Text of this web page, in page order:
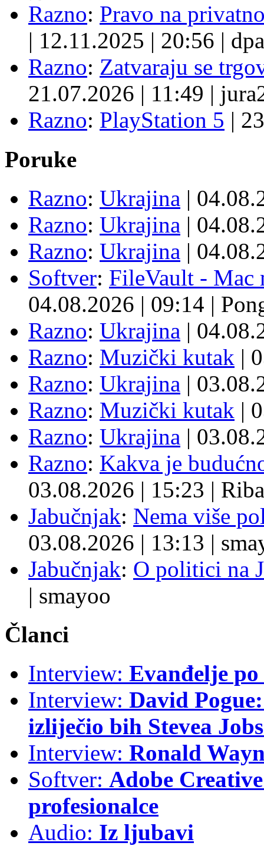
Razno: Pravo na
| 12.11.2025 | 20:56 |
Razno: Zatvaraju se
21.07.2026 | 11:49 |
Razno: PlayStation 5 |
Poruke
Razno: Ukrajina |
Razno: Ukrajina |
Razno: Ukrajina |
Softver: FileVault - Mac
04.08.2026 | 09:14 |
Razno: Ukrajina |
Razno: Muzički kutak |
Razno: Ukrajina |
Razno: Muzički kutak |
Razno: Ukrajina |
Razno: Kakva je
03.08.2026 | 15:23 | Riba
Jabučnjak: Nema više
03.08.2026 | 13:13 |
Jabučnjak: O politici na
| smayoo
Članci
Interview: Evanđelje
Interview: David
izliječio bih Stevea
Interview: Ronald
Softver: Adobe
profesionalce
Audio: Iz ljubavi